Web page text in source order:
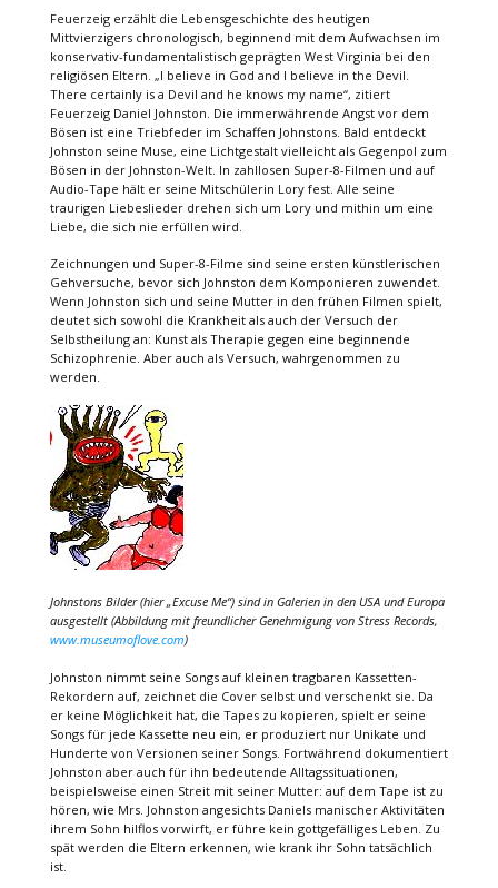
Feuerzeig erzählt die Lebensgeschichte des heutigen
Mittvierzigers chronologisch, beginnend mit dem Aufwachsen im
konservativ-fundamentalistisch geprägten West Virginia bei den
religiösen Eltern. „I believe in God and I believe in the Devil.
There certainly is a Devil and he knows my name“, zitiert
Feuerzeig Daniel Johnston. Die immerwährende Angst vor dem
Bösen ist eine Triebfeder im Schaffen Johnstons. Bald entdeckt
Johnston seine Muse, eine Lichtgestalt vielleicht als Gegenpol zum
Bösen in der Johnston-Welt. In zahllosen Super-8-Filmen und auf
Audio-Tape hält er seine Mitschülerin Lory fest. Alle seine
traurigen Liebeslieder drehen sich um Lory und mithin um eine
Liebe, die sich nie erfüllen wird.
Zeichnungen und Super-8-Filme sind seine ersten künstlerischen
Gehversuche, bevor sich Johnston dem Komponieren zuwendet.
Wenn Johnston sich und seine Mutter in den frühen Filmen spielt,
deutet sich sowohl die Krankheit als auch der Versuch der
Selbstheilung an: Kunst als Therapie gegen eine beginnende
Schizophrenie. Aber auch als Versuch, wahrgenommen zu
werden.
Johnstons Bilder (hier „Excuse Me“) sind in Galerien in den USA und Europa
ausgestellt (Abbildung mit freundlicher Genehmigung von Stress Records,
www.museumoflove.com)
Johnston nimmt seine Songs auf kleinen tragbaren Kassetten-
Rekordern auf, zeichnet die Cover selbst und verschenkt sie. Da
er keine Möglichkeit hat, die Tapes zu kopieren, spielt er seine
Songs für jede Kassette neu ein, er produziert nur Unikate und
Hunderte von Versionen seiner Songs. Fortwährend dokumentiert
Johnston aber auch für ihn bedeutende Alltagssituationen,
beispielsweise einen Streit mit seiner Mutter: auf dem Tape ist zu
hören, wie Mrs. Johnston angesichts Daniels manischer Aktivitäten
ihrem Sohn hilflos vorwirft, er führe kein gottgefälliges Leben. Zu
spät werden die Eltern erkennen, wie krank ihr Sohn tatsächlich
ist.